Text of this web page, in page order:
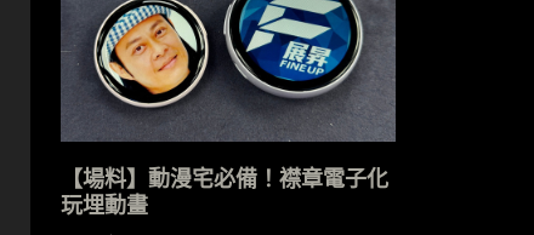
【場料】動漫宅必備！襟章電子化
玩埋動畫